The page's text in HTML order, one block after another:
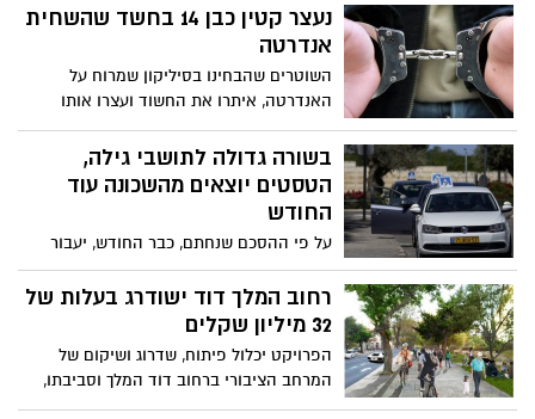
בידוד ועוצר את שרשרת ההדבקה. ראש העיר
ירושלים, משה ליאון: "הנתונים מראים בצורה
נעצר קטין כבן 14 בחשד שהשחית
אנדרטה
השוטרים שהבחינו בסיליקון שמרוח על
האנדרטה, איתרו את החשוד ועצרו אותו
לחקירה. הבוקר יובא לדיון בעניינו
בשורה גדולה לתושבי גילה,
הטסטים יוצאים מהשכונה עוד
החודש
על פי ההסכם שנחתם, כבר החודש, יעבור
מתחם הטסטים הראשי לאזור התעשייה
בתלפיות, למבנה מרווח ומקבל פנים, עם חניה
זמינה ונוחה לבאים. משם יצאו מבחני הנהיגה
והמבחנים לרכבים הכבדים ייצאו מאיזור
רחוב המלך דוד ישודרג בעלות של
32 מיליון שקלים
הפרויקט יכלול פיתוח, שדרוג ושיקום של
המרחב הציבורי ברחוב דוד המלך וסביבתו,
ויצור רצף לתנועת הולכי רגל ורוכבי אופניים